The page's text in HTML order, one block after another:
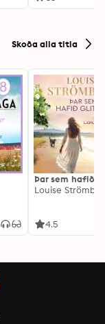
Skoða alla titla
Þar sem hafið
Louise
4.5